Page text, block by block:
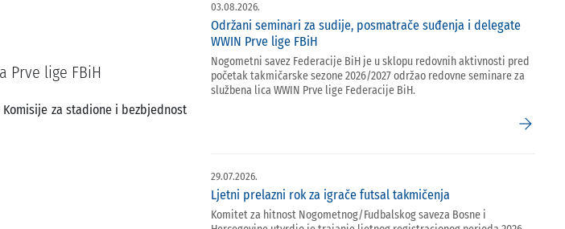
Prve lige FBiH
Komisije za stadione i bezbjednost
03.08.2026.
Održani seminari za sudije, posmatrače suđenja i delegate
WWIN Prve lige FBiH
Nogometni savez Federacije BiH je u sklopu redovnih aktivnosti pred
početak takmičarske sezone 2026/2027 održao redovne seminare za
službena lica WWIN Prve lige Federacije BiH.
arrow_forward
29.07.2026.
Ljetni prelazni rok za igrače futsal takmičenja
Komitet za hitnost Nogometnog/Fudbalskog saveza Bosne i